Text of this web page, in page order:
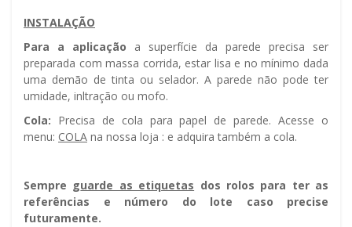
INSTALAÇÃO
Para a aplicação a superfície da parede precisa ser
preparada com massa corrida, estar lisa e no mínimo dada
uma demão de tinta ou selador. A parede não pode ter
umidade, infiltração ou mofo.
Cola: Precisa de cola para papel de parede. Acesse o
menu: COLA na nossa loja : e adquira também a cola.
Sempre guarde as etiquetas dos rolos para ter as
referências e número do lote caso precise
futuramente.